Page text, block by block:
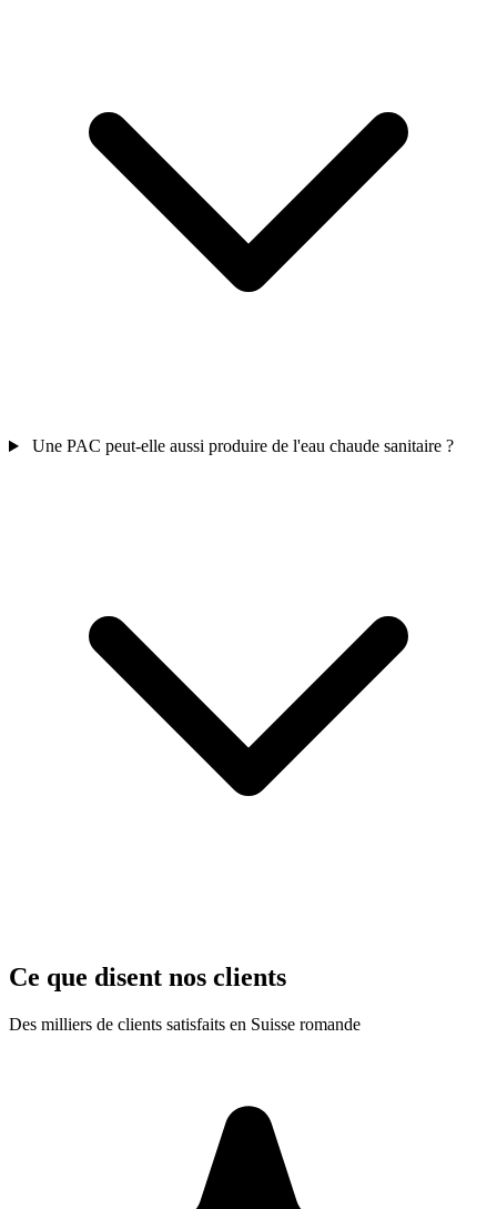
Une PAC peut-elle aussi produire de l'eau chaude sanitaire ?
Ce que disent nos clients
Des milliers de clients satisfaits en Suisse romande